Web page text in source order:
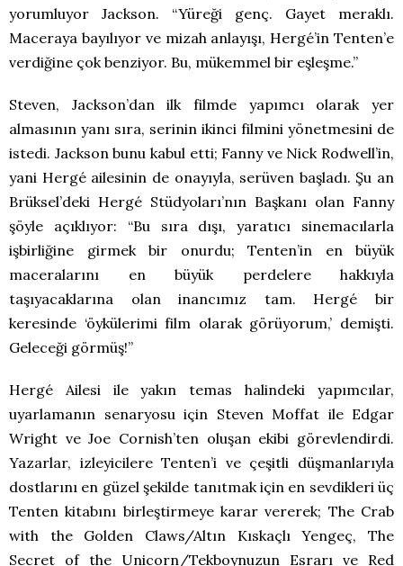
yorumluyor Jackson. “Yüreği genç. Gayet meraklı.
Maceraya bayılıyor ve mizah anlayışı, Hergé’in Tenten’e
verdiğine çok benziyor. Bu, mükemmel bir eşleşme.”
Steven, Jackson’dan ilk filmde yapımcı olarak yer
almasının yanı sıra, serinin ikinci filmini yönetmesini de
istedi. Jackson bunu kabul etti; Fanny ve Nick Rodwell’in,
yani Hergé ailesinin de onayıyla, serüven başladı. Şu an
Brüksel’deki Hergé Stüdyoları’nın Başkanı olan Fanny
şöyle açıklıyor: “Bu sıra dışı, yaratıcı sinemacılarla
işbirliğine girmek bir onurdu; Tenten’in en büyük
maceralarını en büyük perdelere hakkıyla
taşıyacaklarına olan inancımız tam. Hergé bir
keresinde ‘öykülerimi film olarak görüyorum,’ demişti.
Geleceği görmüş!”
Hergé Ailesi ile yakın temas halindeki yapımcılar,
uyarlamanın senaryosu için Steven Moffat ile Edgar
Wright ve Joe Cornish’ten oluşan ekibi görevlendirdi.
Yazarlar, izleyicilere Tenten’i ve çeşitli düşmanlarıyla
dostlarını en güzel şekilde tanıtmak için en sevdikleri üç
Tenten kitabını birleştirmeye karar vererek; The Crab
with the Golden Claws/Altın Kıskaçlı Yengeç, The
Secret of the Unicorn/Tekboynuzun Esrarı ve Red